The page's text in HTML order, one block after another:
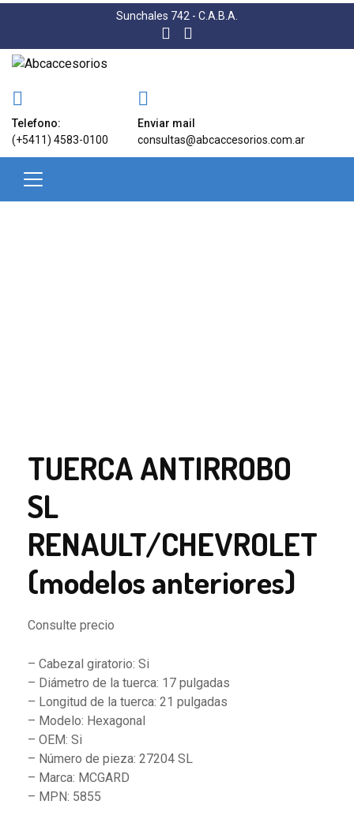
Sunchales 742 - C.A.B.A.
Telefono:
(+5411) 4583-0100
Enviar mail
consultas@abcaccesorios.com.ar
TUERCA ANTIRROBO
SL
RENAULT/CHEVROLET
(modelos anteriores)
Consulte precio
– Cabezal giratorio: Si
– Diámetro de la tuerca: 17 pulgadas
– Longitud de la tuerca: 21 pulgadas
– Modelo: Hexagonal
– OEM: Si
– Número de pieza: 27204 SL
– Marca: MCGARD
– MPN: 5855